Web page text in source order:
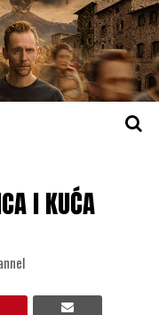
I KUĆA